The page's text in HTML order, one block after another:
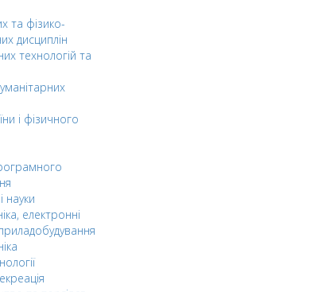
та фізико-
дисциплін
технологій та
і фізичного
науки
електронні
приладобудування